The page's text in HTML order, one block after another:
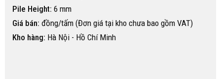
Pile Height: 6 mm
Giá bán: đồng/tấm (Đơn giá tại kho chưa bao gồm VAT)
Kho hàng: Hà Nội - Hồ Chí Minh